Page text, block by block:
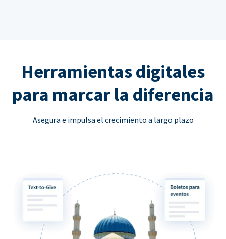
Herramientas digitales
para marcar la diferencia
Asegura e impulsa el crecimiento a largo plazo